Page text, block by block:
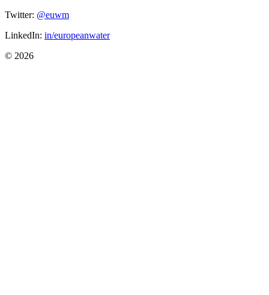
Twitter: @euwm
LinkedIn: in/europeanwater
© 2026